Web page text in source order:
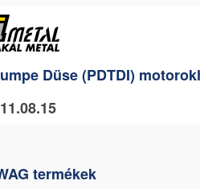
Düse (PDTDI)
termékek